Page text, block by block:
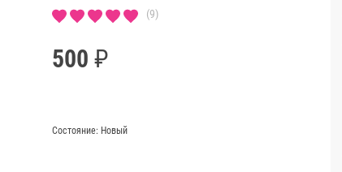
(9)
500
Состояние: Новый